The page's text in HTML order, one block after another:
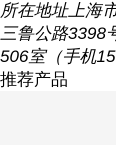
所在地址上海
三鲁公路3398
506室（手机
推荐产品